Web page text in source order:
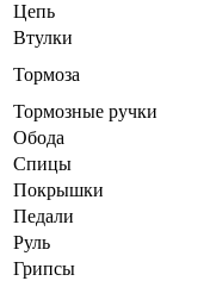
Цепь
Втулки
Тормоза
Тормозные ручки
Обода
Спицы
Покрышки
Педали
Руль
Грипсы